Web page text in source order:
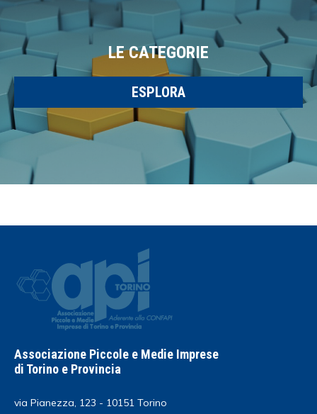
LE CATEGORIE
ESPLORA
Associazione Piccole e Medie Imprese
di Torino e Provincia
via Pianezza, 123 - 10151 Torino